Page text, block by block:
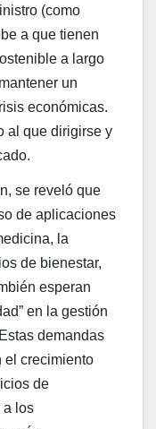
(como
a que tienen
a largo
un
económicas.
al que dirigirse y
se reveló que
de aplicaciones
la
de bienestar,
esperan
en la gestión
demandas
el crecimiento
de
a los